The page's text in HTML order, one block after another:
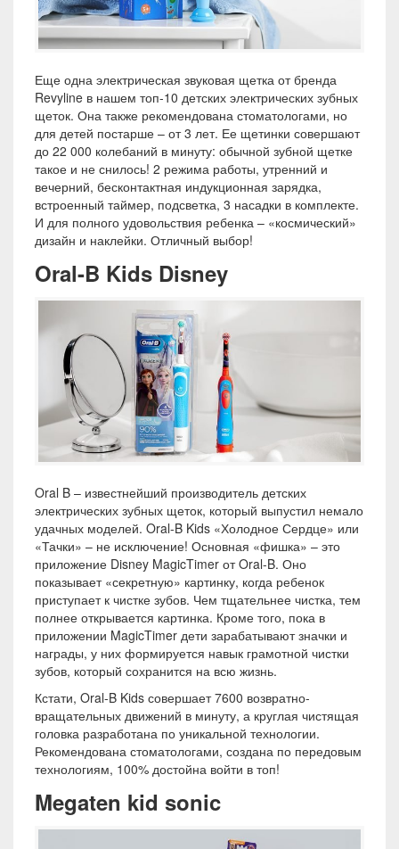
Еще одна электрическая звуковая щетка от бренда
Revyline в нашем топ-10 детских электрических зубных
щеток. Она также рекомендована стоматологами, но
для детей постарше – от 3 лет. Ее щетинки совершают
до 22 000 колебаний в минуту: обычной зубной щетке
такое и не снилось! 2 режима работы, утренний и
вечерний, бесконтактная индукционная зарядка,
встроенный таймер, подсветка, 3 насадки в комплекте.
И для полного удовольствия ребенка – «космический»
дизайн и наклейки. Отличный выбор!
Oral-B Kids Disney
Oral B – известнейший производитель детских
электрических зубных щеток, который выпустил немало
удачных моделей. Oral-B Kids «Холодное Сердце» или
«Тачки» – не исключение! Основная «фишка» – это
приложение Disney MagicTimer от Oral-B. Оно
показывает «секретную» картинку, когда ребенок
приступает к чистке зубов. Чем тщательнее чистка, тем
полнее открывается картинка. Кроме того, пока в
приложении MagicTimer дети зарабатывают значки и
награды, у них формируется навык грамотной чистки
зубов, который сохранится на всю жизнь.
Кстати, Oral-B Kids совершает 7600 возвратно-
вращательных движений в минуту, а круглая чистящая
головка разработана по уникальной технологии.
Рекомендована стоматологами, создана по передовым
технологиям, 100% достойна войти в топ!
Megaten kid sonic